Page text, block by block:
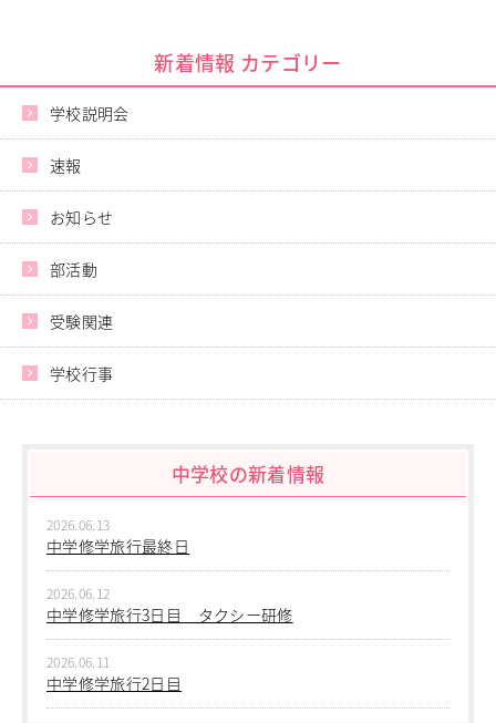
新着情報 カテゴリー
学校説明会
速報
お知らせ
部活動
受験関連
学校行事
中学校の新着情報
2026.06.13
中学修学旅行最終日
2026.06.12
中学修学旅行3日目 タクシー研修
2026.06.11
中学修学旅行2日目